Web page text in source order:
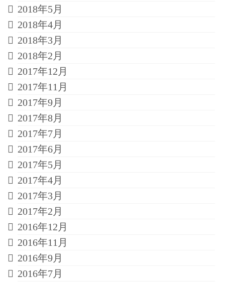
2018年5月
2018年4月
2018年3月
2018年2月
2017年12月
2017年11月
2017年9月
2017年8月
2017年7月
2017年6月
2017年5月
2017年4月
2017年3月
2017年2月
2016年12月
2016年11月
2016年9月
2016年7月